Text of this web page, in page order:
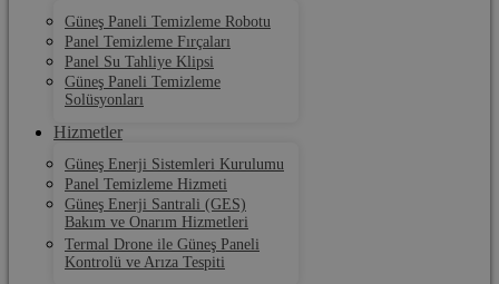
Güneş Paneli Temizleme Robotu
Panel Temizleme Fırçaları
Panel Su Tahliye Klipsi
Güneş Paneli Temizleme
Solüsyonları
Hizmetler
Güneş Enerji Sistemleri Kurulumu
Panel Temizleme Hizmeti
Güneş Enerji Santrali (GES)
Bakım ve Onarım Hizmetleri
Termal Drone ile Güneş Paneli
Kontrolü ve Arıza Tespiti